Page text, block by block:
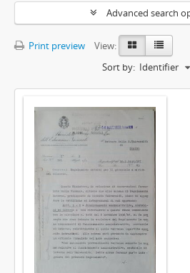
Advanced search
Print preview
View:
Sort by: Identifier